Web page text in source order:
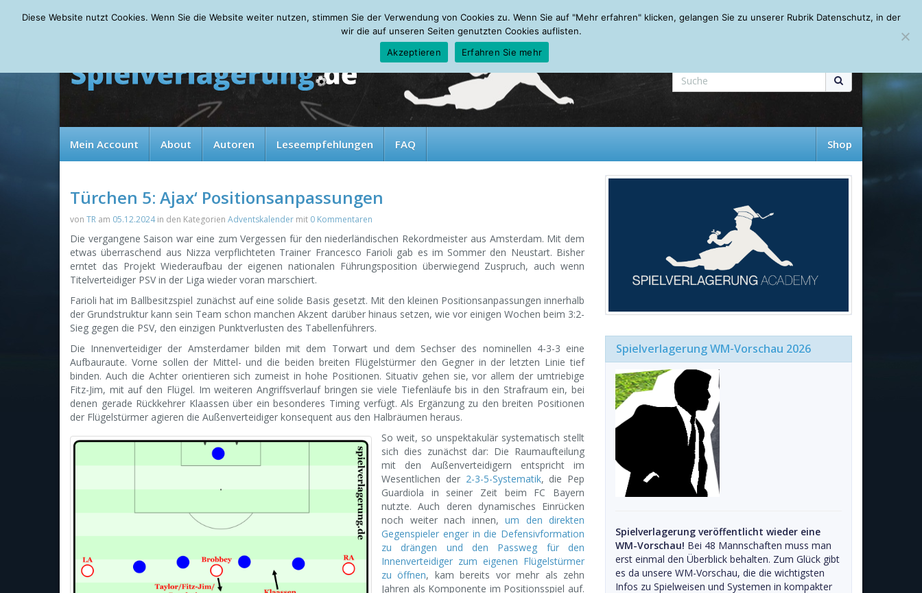
Friday, 07.08.2026 Mein Account About Autoren Leseempfehlungen FAQ
Mein Account About Autoren Leseempfehlungen FAQ Shop
Türchen 5: Ajax‘ Positionsanpassungen
von TR am 05.12.2024in den Kategorien Adventskalender mit 0 Kommentaren
Die vergangene Saison war eine zum Vergessen für den niederländischen Rekordmeister aus Amsterdam. Mit dem
etwas überraschend aus Nizza verpflichteten Trainer Francesco Farioli gab es im Sommer den Neustart. Bisher
erntet das Projekt Wiederaufbau der eigenen nationalen Führungsposition überwiegend Zuspruch, auch wenn
Titelverteidiger PSV in der Liga wieder voran marschiert.
Farioli hat im Ballbesitzspiel zunächst auf eine solide Basis gesetzt. Mit den kleinen Positionsanpassungen innerhalb
der Grundstruktur kann sein Team schon manchen Akzent darüber hinaus setzen, wie vor einigen Wochen beim 3:2-
Sieg gegen die PSV, den einzigen Punktverlusten des Tabellenführers.
Die Innenverteidiger der Amsterdamer bilden mit dem Torwart und dem Sechser des nominellen 4-3-3 eine
Aufbauraute. Vorne sollen der Mittel- und die beiden breiten Flügelstürmer den Gegner in der letzten Linie tief
binden. Auch die Achter orientieren sich zumeist in hohe Positionen. Situativ gehen sie, vor allem der umtriebige
Fitz-Jim, mit auf den Flügel. Im weiteren Angriffsverlauf bringen sie viele Tiefenläufe bis in den Strafraum ein, bei
denen gerade Rückkehrer Klaassen über ein besonderes Timing verfügt. Als Ergänzung zu den breiten Positionen
der Flügelstürmer agieren die Außenverteidiger konsequent aus den Halbräumen heraus.
So weit, so unspektakulär systematisch stellt
sich dies zunächst dar: Die Raumaufteilung
mit den Außenverteidigern entspricht im
Wesentlichen der 2-3-5-Systematik, die Pep
Guardiola in seiner Zeit beim FC Bayern
nutzte. Auch deren dynamisches Einrücken
noch weiter nach innen, um den direkten
Gegenspieler enger in die Defensivformation
zu drängen und den Passweg für den
Innenverteidiger zum eigenen Flügelstürmer
zu öffnen, kam bereits vor mehr als zehn
Jahren als Komponente im Positionsspiel auf.
Spielverlagerung WM-Vorschau 2026
Spielverlagerung veröffentlicht wieder eine
WM-Vorschau! Bei 48 Mannschaften muss man
erst einmal den Überblick behalten. Zum Glück gibt
es da unsere WM-Vorschau, die die wichtigsten
Infos zu Spielweisen und Systemen in kompakter
Diese Website nutzt Cookies. Wenn Sie die Website weiter nutzen, stimmen Sie der Verwendung von Cookies zu. Wenn Sie auf "Mehr erfahren" klicken, gelangen Sie zu unserer Rubrik Datenschutz, in der
wir die auf unseren Seiten genutzten Cookies auflisten.
Akzeptieren
Erfahren Sie mehr